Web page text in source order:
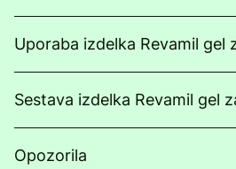
Uporaba izdelka Revamil gel
Sestava izdelka Revamil gel
Opozorila